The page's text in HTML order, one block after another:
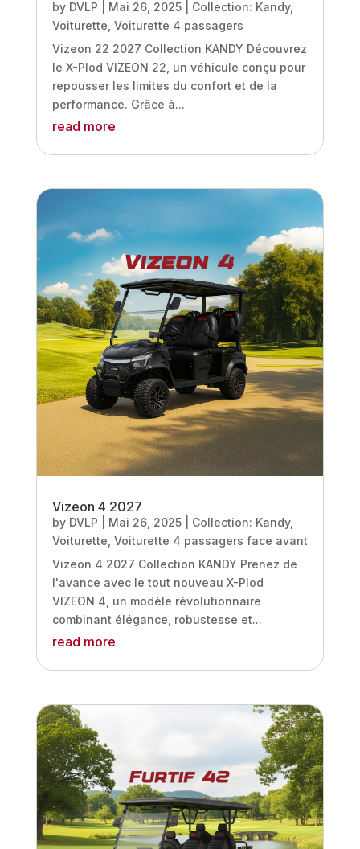
by DVLP Mai 26, 2025| Collection: Kandy,
Voiturette Voiturette 4 passagers
Vizeon 22 2027 Collection KANDY Découvrez
le X-Plod VIZEON 22, un véhicule conçu pour
repousser les limites du confort et de la
performance. Grâce à...
read more
Vizeon 4 2027
by DVLP Mai 26, 2025| Collection: Kandy,
Voiturette Voiturette 4 passagers face avant
Vizeon 4 2027 Collection KANDY Prenez de
l'avance avec le tout nouveau X-Plod
VIZEON 4, un modèle révolutionnaire
combinant élégance, robustesse et...
read more